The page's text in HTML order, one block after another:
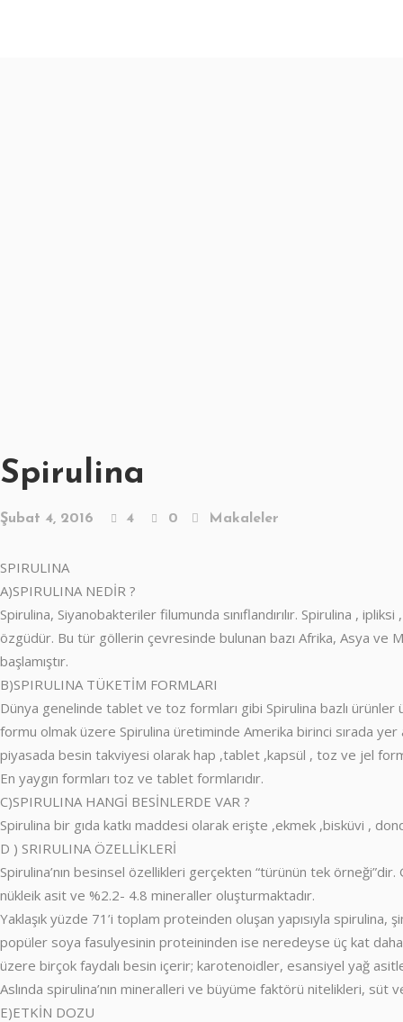
Spirulina
Şubat 4, 2016 4 0 Makaleler
SPIRULINA
A)SPIRULINA NEDİR ?
Spirulina, Siyanobakteriler filumunda sınıflandırılır. Spirulina ,
özgüdür. Bu tür göllerin çevresinde bulunan bazı Afrika, Asya ve
başlamıştır.
B)SPIRULINA TÜKETİM FORMLARI
Dünya genelinde tablet ve toz formları gibi Spirulina bazlı
formu olmak üzere Spirulina üretiminde Amerika birinci sırada yer
piyasada besin takviyesi olarak hap ,tablet ,kapsül , toz ve jel
En yaygın formları toz ve tablet formlarıdır.
C)SPIRULINA HANGİ BESİNLERDE VAR ?
Spirulina bir gıda katkı maddesi olarak erişte ,ekmek ,bisküvi ,
D ) SRIRULINA ÖZELLİKLERİ
Spirulina’nın besinsel özellikleri gerçekten “türünün tek
nükleik asit ve %2.2- 4.8 mineraller oluşturmaktadır.
Yaklaşık yüzde 71’i toplam proteinden oluşan yapısıyla
popüler soya fasulyesinin proteininden ise neredeyse üç kat daha
üzere birçok faydalı besin içerir; karotenoidler, esansiyel yağ
Aslında spirulina’nın mineralleri ve büyüme faktörü nitelikleri, süt
E)ETKİN DOZU